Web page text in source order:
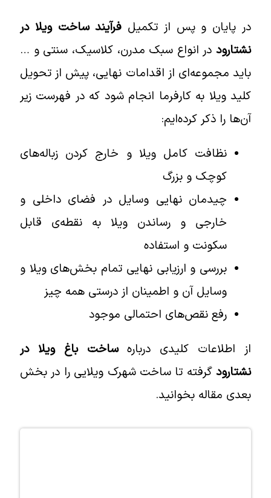
در پایان و پس از تکمیلفرآیند ساخت ویلا در
نشتاروددر انواع سبک مدرن، کلاسیک، سنتی و …
باید مجموعه‌ای از اقدامات نهایی، پیش از تحویل
کلید ویلا به کارفرما انجام شود که در فهرست زیر
آن‌ها را ذکر کرده‌ایم:
نظافت کامل ویلا و خارج کردن زباله‌های
کوچک و بزرگ
چیدمان نهایی وسایل در فضای داخلی و
خارجی و رساندن ویلا به نقطه‌ی قابل
سکونت و استفاده
بررسی و ارزیابی نهایی تمام بخش‌های ویلا و
وسایل آن و اطمینان از درستی همه چیز
رفع نقص‌های احتمالی موجود
از اطلاعات کلیدی دربارهساخت باغ ویلا در
نشتارودگرفته تا ساخت شهرک ویلایی را در بخش
بعدی مقاله بخوانید.